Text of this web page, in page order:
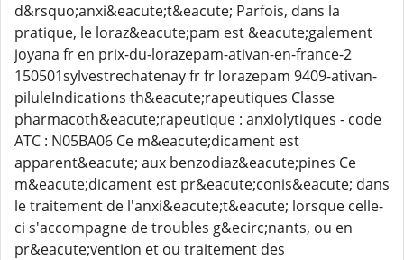
d&rsquo;anxi&eacute;t&eacute; Parfois, dans la
pratique, le loraz&eacute;pam est &eacute;galement
joyana fr en prix-du-lorazepam-ativan-en-france-2
150501sylvestrechatenay fr fr lorazepam 9409-ativan-
piluleIndications th&eacute;rapeutiques Classe
pharmacoth&eacute;rapeutique : anxiolytiques - code
ATC : N05BA06 Ce m&eacute;dicament est
apparent&eacute; aux benzodiaz&eacute;pines Ce
m&eacute;dicament est pr&eacute;conis&eacute; dans
le traitement de l'anxi&eacute;t&eacute; lorsque celle-
ci s'accompagne de troubles g&ecirc;nants, ou en
pr&eacute;vention et ou traitement des